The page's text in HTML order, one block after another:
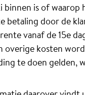
binnen is of waarop
betaling door de
vanaf de 15e
overige kosten
te doen gelden,